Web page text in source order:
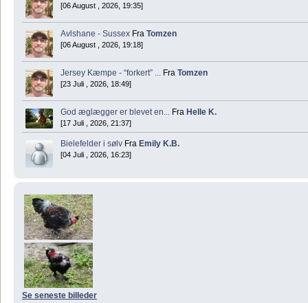
[06 August , 2026, 19:35]
Avlshane - Sussex Fra Tomzen
[06 August , 2026, 19:18]
Jersey Kæmpe - “forkert” ... Fra Tomzen
[23 Juli , 2026, 18:49]
God æglægger er blevet en... Fra Helle K.
[17 Juli , 2026, 21:37]
Bielefelder i sølv Fra Emily K.B.
[04 Juli , 2026, 16:23]
Se seneste billeder